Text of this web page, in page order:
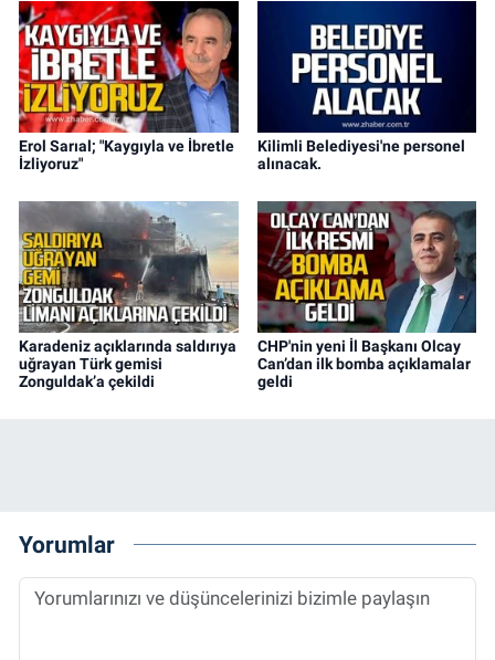
Erol Sarıal; "Kaygıyla ve İbretle
İzliyoruz"
Kilimli Belediyesi'ne personel
alınacak.
Karadeniz açıklarında saldırıya
uğrayan Türk gemisi
Zonguldak’a çekildi
CHP'nin yeni İl Başkanı Olcay
Can’dan ilk bomba açıklamalar
geldi
Yorumlar